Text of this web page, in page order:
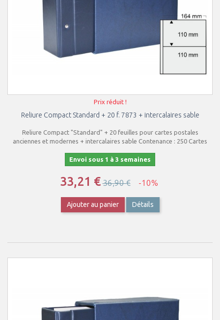
Prix réduit !
Reliure Compact Standard + 20 f. 7873 + intercalaires sable
Reliure Compact "Standard" + 20 feuilles pour cartes postales
anciennes et modernes + intercalaires sable Contenance : 250 Cartes
Envoi sous 1 à 3 semaines
33,21 €36,90 € -10%
Ajouter au panier Détails